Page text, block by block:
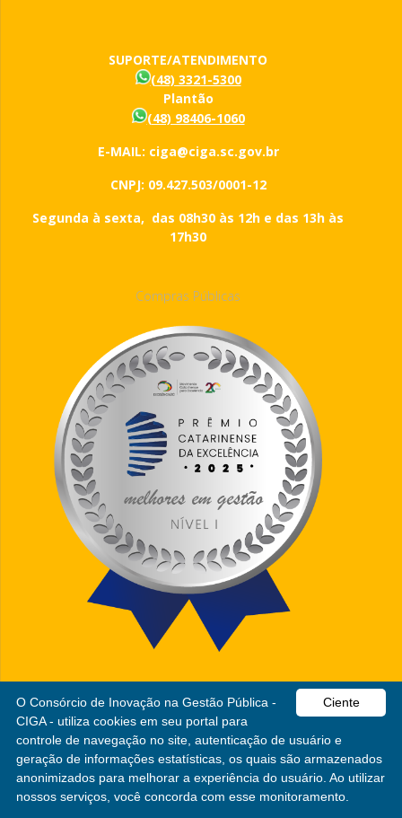
SUPORTE/ATENDIMENTO
(48) 3321-5300
Plantão
(48) 98406-1060
E-MAIL: ciga@ciga.sc.gov.br
CNPJ: 09.427.503/0001-12
Segunda à sexta, das 08h30 às 12h e das 13h às
17h30
Compras Públicas
CIGA
Consórcio de Inovação na Gestão Pública
Ciente
O Consórcio de Inovação na Gestão Pública -
CIGA - utiliza cookies em seu portal para
controle de navegação no site, autenticação de usuário e
geração de informações estatísticas, os quais são armazenados
anonimizados para melhorar a experiência do usuário. Ao utilizar
nossos serviços, você concorda com esse monitoramento.